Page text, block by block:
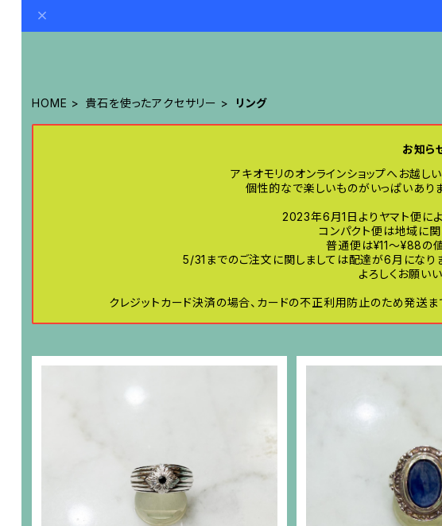
HOME 貴石を使ったアクセサリー リング
お知ら
アキオモリのオンラインショップへお越し
個性的なで楽しいものがいっぱいありま
2023年6月1日よりヤマト便に
コンパクト便は地域に
普通便は¥11〜¥88の
5/31までのご注文に関しましては配達が6月になり
よろしくお願いい
クレジットカード決済の場合、カードの不正利用防止のため発送